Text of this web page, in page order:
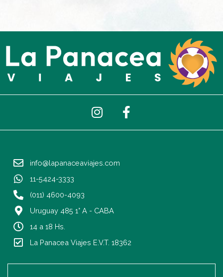
I
n
s
g
m
F
a
c
info@lapanaceaviajes.com
11-5424-3333
(011) 4600-4093
Uruguay 485 1° A - CABA
14 a 18 Hs.
La Panacea Viajes E.V.T. 18362